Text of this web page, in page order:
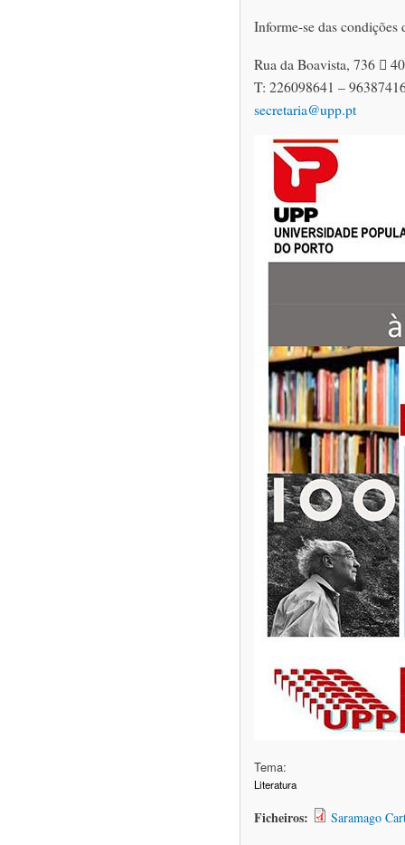
Informe-se das condições
Rua da Boavista, 736 
T: 226098641 –
secretaria@upp.pt
Tema:
Literatura
Ficheiros: Saramago